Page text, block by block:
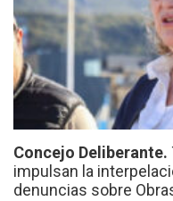
Concejo Deliberante.
impulsan la
denuncias sobre